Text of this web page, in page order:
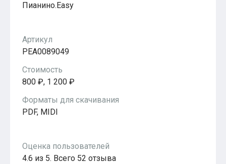
Пианино.Easy
Артикул
PEA0089049
Стоимость
800 ₽, 1 200 ₽
Форматы для скачивания
PDF, MIDI
Оценка пользователей
4.6 из 5. Всего 52 отзыва